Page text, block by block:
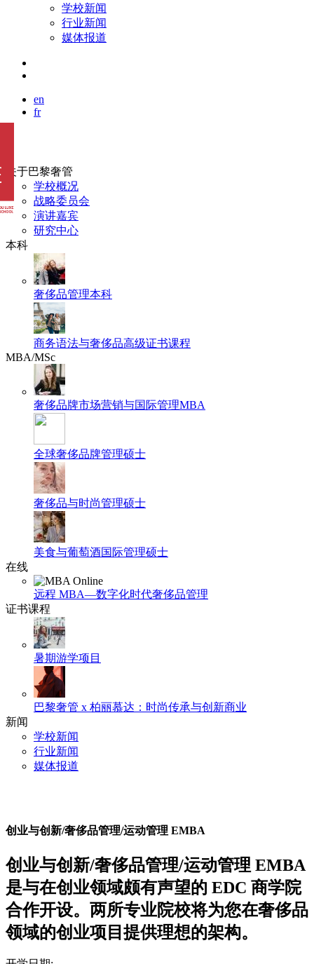
学校新闻
行业新闻
媒体报道
en
fr
关于巴黎奢管
学校概况
战略委员会
演讲嘉宾
研究中心
本科
奢侈品管理本科
商务语法与奢侈品高级证书课程
MBA/MSc
奢侈品牌市场营销与国际管理MBA
全球奢侈品牌管理硕士
奢侈品与时尚管理硕士
美食与葡萄酒国际管理硕士
在线
远程 MBA—数字化时代奢侈品管理
证书课程
暑期游学项目
巴黎奢管 x 柏丽慕达：时尚传承与创新商业
新闻
学校新闻
行业新闻
媒体报道
创业与创新/奢侈品管理/运动管理 EMBA
创业与创新/奢侈品管理/运动管理 EMBA
是与在创业领域颇有声望的 EDC 商学院
合作开设。两所专业院校将为您在奢侈品
领域的创业项目提供理想的架构。